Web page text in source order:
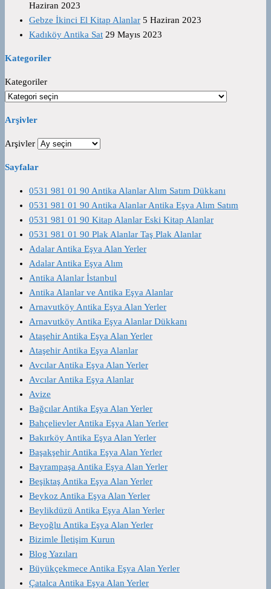
Haziran 2023
Gebze İkinci El Kitap Alanlar 5 Haziran 2023
Kadıköy Antika Sat 29 Mayıs 2023
Kategoriler
Kategoriler
Arşivler
Arşivler
Sayfalar
0531 981 01 90 Antika Alanlar Alım Satım Dükkanı
0531 981 01 90 Antika Alanlar Antika Eşya Alım Satım
0531 981 01 90 Kitap Alanlar Eski Kitap Alanlar
0531 981 01 90 Plak Alanlar Taş Plak Alanlar
Adalar Antika Eşya Alan Yerler
Adalar Antika Eşya Alım
Antika Alanlar İstanbul
Antika Alanlar ve Antika Eşya Alanlar
Arnavutköy Antika Eşya Alan Yerler
Arnavutköy Antika Eşya Alanlar Dükkanı
Ataşehir Antika Eşya Alan Yerler
Ataşehir Antika Eşya Alanlar
Avcılar Antika Eşya Alan Yerler
Avcılar Antika Eşya Alanlar
Avize
Bağcılar Antika Eşya Alan Yerler
Bahçelievler Antika Eşya Alan Yerler
Bakırköy Antika Eşya Alan Yerler
Başakşehir Antika Eşya Alan Yerler
Bayrampaşa Antika Eşya Alan Yerler
Beşiktaş Antika Eşya Alan Yerler
Beykoz Antika Eşya Alan Yerler
Beylikdüzü Antika Eşya Alan Yerler
Beyoğlu Antika Eşya Alan Yerler
Bizimle İletişim Kurun
Blog Yazıları
Büyükçekmece Antika Eşya Alan Yerler
Çatalca Antika Eşya Alan Yerler